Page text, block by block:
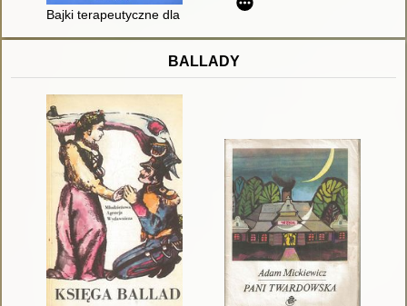
Bajki terapeutyczne dla dzieci; cz.2
BALLADY